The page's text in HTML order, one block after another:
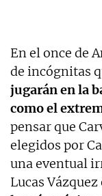
En el once de
de incógnitas
jugarán en la
como el
pensar que
elegidos por
una eventual
Lucas